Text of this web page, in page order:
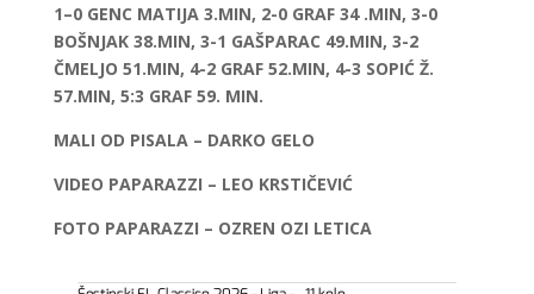
1–0 GENC MATIJA 3.MIN, 2-0 GRAF 34 .MIN, 3-0
BOŠNJAK 38.MIN, 3-1 GAŠPARAC 49.MIN, 3-2
ČMELJO 51.MIN, 4-2 GRAF 52.MIN, 4-3 SOPIĆ Ž.
57.MIN, 5:3 GRAF 59. MIN.
MALI OD PISALA – DARKO GELO
VIDEO PAPARAZZI – LEO KRSTIČEVIĆ
FOTO PAPARAZZI – OZREN OZI LETICA